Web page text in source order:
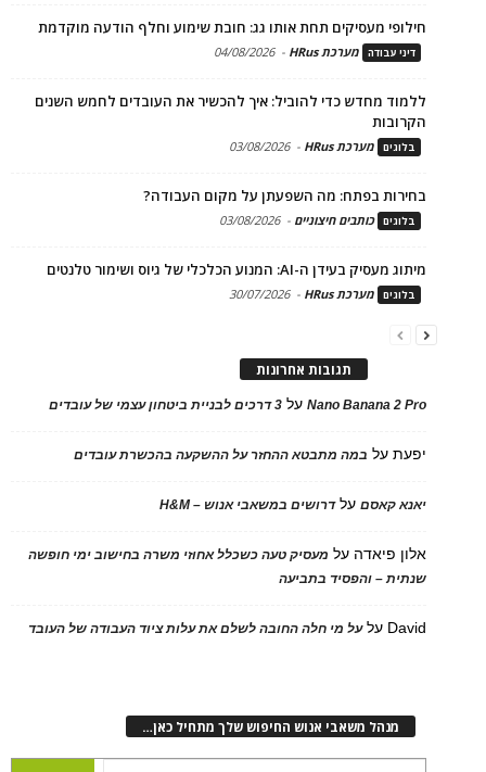
חילופי מעסיקים תחת אותו גג: חובת שימוע וחלף הודעה מוקדמת
דיני עבודה מערכת HRus -
04/08/2026
ללמוד מחדש כדי להוביל: איך להכשיר את העובדים לחמש השנים
הקרובות
בלוגים מערכת HRus -
03/08/2026
בחירות בפתח: מה השפעתן על מקום העבודה?
בלוגים כותבים חיצוניים -
03/08/2026
מיתוג מעסיק בעידן ה-AI: המנוע הכלכלי של גיוס ושימור טלנטים
בלוגים מערכת HRus -
30/07/2026
תגובות אחרונות
Nano Banana 2 Proעל 3 דרכים לבניית ביטחון עצמי של עובדים
יפעתעל במה מתבטא ההחזר על ההשקעה בהכשרת עובדים
יאנא קאסםעלדרושים במשאבי אנוש – H&M
אלון פיאדה על מעסיק טעה כשכלל אחוזי משרה בחישוב ימי חופשה
שנתית – והפסיד בתביעה
David עלעל מי חלה החובה לשלם את עלות ציוד העבודה של העובד
מנהל משאבי אנוש החיפוש שלך מתחיל כאן…